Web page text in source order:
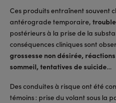
Ces produits entraînent souvent
antérograde temporaire,
postérieurs à la prise de la
conséquences cliniques sont
grossesse non désirée,
sommeil, tentatives de suicide…
Des conduites à risque ont été
témoins : prise du volant sous la